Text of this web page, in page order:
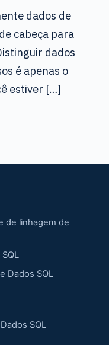
dados de
cabeça para
dados
é apenas o
estiver […]
de linhagem de
Dados SQL
SQL